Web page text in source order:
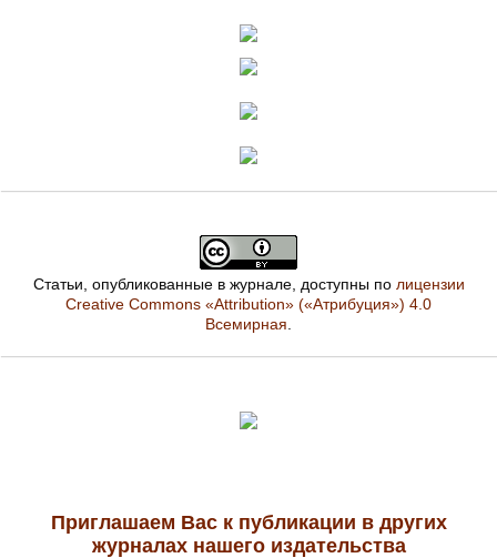
Статьи, опубликованные в журнале, доступны по лицензии
Creative Commons «Attribution» («Атрибуция») 4.0
Всемирная
Приглашаем Вас к публикации в других
журналах нашего издательства